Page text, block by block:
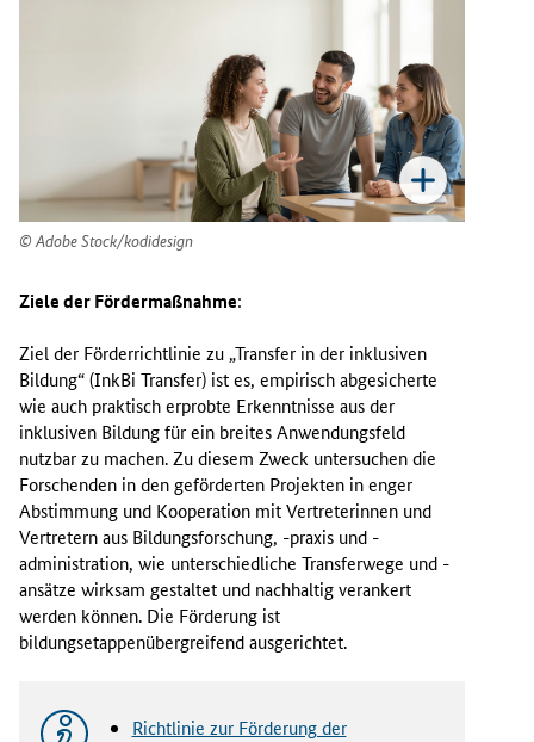
Adobe Stock/kodidesign
Ziele der Fördermaßnahme:
Ziel der Förderrichtlinie zu „Transfer in der inklusiven
Bildung“ (InkBi Transfer) ist es, empirisch abgesicherte
wie auch praktisch erprobte Erkenntnisse aus der
inklusiven Bildung für ein breites Anwendungsfeld
nutzbar zu machen. Zu diesem Zweck untersuchen die
Forschenden in den geförderten Projekten in enger
Abstimmung und Kooperation mit Vertreterinnen und
Vertretern aus Bildungsforschung, -praxis und -
administration, wie unterschiedliche Transferwege und -
ansätze wirksam gestaltet und nachhaltig verankert
werden können. Die Förderung ist
bildungsetappenübergreifend ausgerichtet.
Richtlinie zur Förderung der